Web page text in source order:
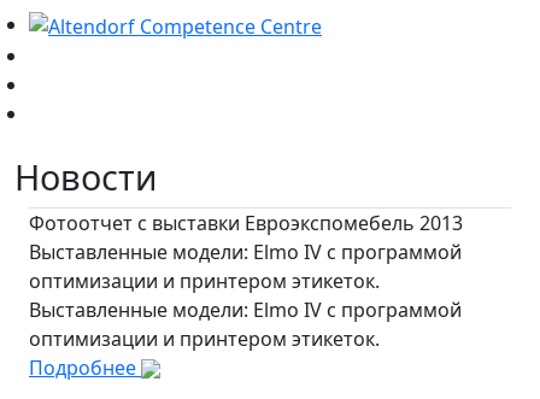
Новости
Фотоотчет с выставки Евроэкспомебель 2013
Выставленные модели: Elmo IV с программой
оптимизации и принтером этикеток.
Выставленные модели: Elmo IV с программой
оптимизации и принтером этикеток.
Подробнее